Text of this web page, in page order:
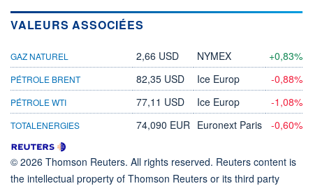
VALEURS ASSOCIÉES
GAZ NATUREL 2,66 USD NYMEX +0,83%
PÉTROLE BRENT 82,35 USD Ice Europ -0,88%
PÉTROLE WTI 77,11 USD Ice Europ -1,08%
TOTALENERGIES 74,090 EUR Euronext Paris -0,60%
© 2026 Thomson Reuters. All rights reserved. Reuters content is
the intellectual property of Thomson Reuters or its third party